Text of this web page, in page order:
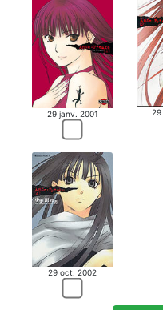
29 janv. 2001 29
29 oct. 2002